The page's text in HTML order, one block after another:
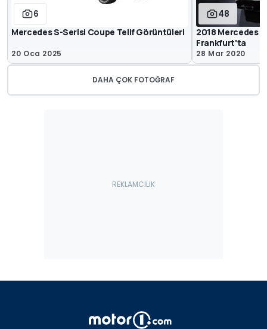
6
Mercedes S-Serisi Coupe Telif Görüntüleri
20 Oca 2025
48
2018 Mercedes
Frankfurt'ta
28 Mar 2020
DAHA ÇOK FOTOĞRAF